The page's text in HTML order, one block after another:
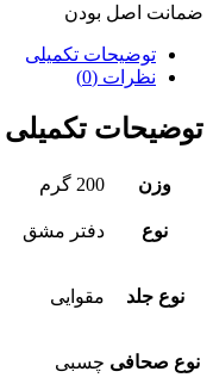
ضمانت اصل بودن
توضیحات تکمیلی
نظرات (0)
توضیحات تکمیلی
وزن 200 گرم
نوع دفتر مشق
نوع جلد مقوایی
نوع صحافی چسبی